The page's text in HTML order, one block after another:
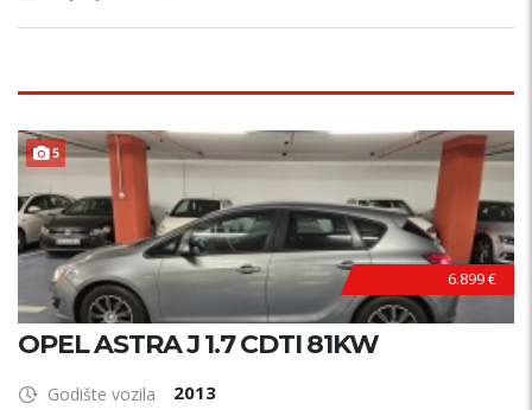
5 PRILIKA !
6.899 €
OPEL ASTRA J 1.7 CDTI 81KW
Godište vozila 2013